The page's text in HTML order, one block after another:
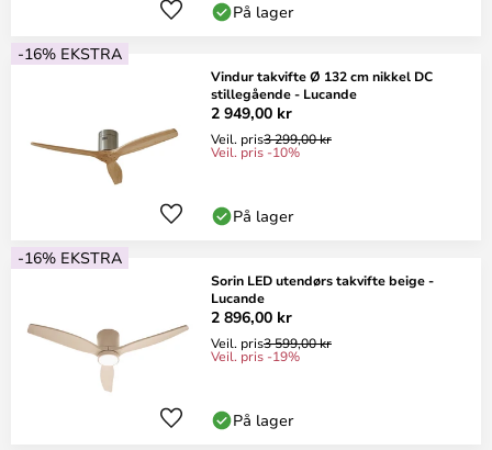
På lager
-16% EKSTRA
Vindur takvifte Ø 132 cm nikkel DC
stillegående - Lucande
2 949,00 kr
Veil. pris3 299,00 kr
Veil. pris -10%
På lager
-16% EKSTRA
Sorin LED utendørs takvifte beige -
Lucande
2 896,00 kr
Veil. pris3 599,00 kr
Veil. pris -19%
På lager